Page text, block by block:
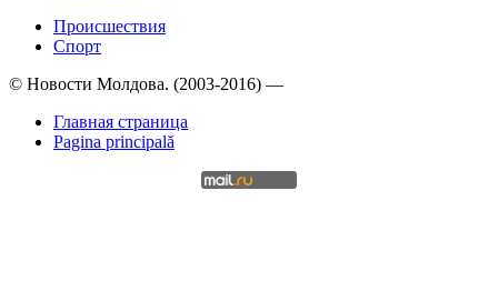
Происшествия
Спорт
© Новости Молдова. (2003-2016) —
Главная страница
Pagina principală